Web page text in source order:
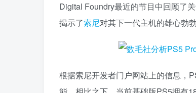
Digital Foundry最近的节目中回顾了
揭示了索尼对其下一代主机的雄心勃
根据索尼开发者门户网站上的信息，